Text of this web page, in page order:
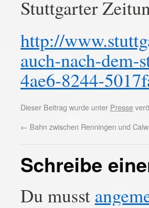
Stuttgarter
http://
auch-nach-dem-
4ae6-8244-
Dieser Beitrag wurde unter Presse
← Bahn zwischen Renningen und
Schreibe
Du musst